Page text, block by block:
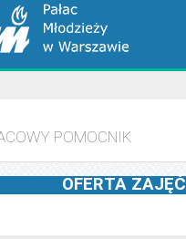
POMOCNIK
OFERTA ZAJĘĆ